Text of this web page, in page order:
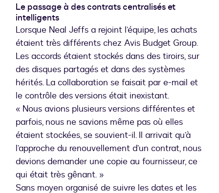
Le passage à des contrats centralisés et
intelligents
Lorsque Neal Jeffs a rejoint l’équipe, les achats
étaient très différents chez Avis Budget Group.
Les accords étaient stockés dans des tiroirs, sur
des disques partagés et dans des systèmes
hérités. La collaboration se faisait par e-mail et
le contrôle des versions était inexistant.
« Nous avions plusieurs versions différentes et
parfois, nous ne savions même pas où elles
étaient stockées, se souvient-il. Il arrivait qu’à
l’approche du renouvellement d’un contrat, nous
devions demander une copie au fournisseur, ce
qui était très gênant. »
Sans moyen organisé de suivre les dates et les